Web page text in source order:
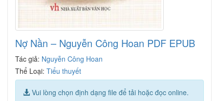
Nợ Nần – Nguyễn Công Hoan PDF EPUB
Tác giả: Nguyễn Công Hoan
Thể Loại: Tiểu thuyết
Vui lòng chọn định dạng file để tải hoặc đọc online.